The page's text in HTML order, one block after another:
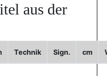
aus der
Technik Sign. cm